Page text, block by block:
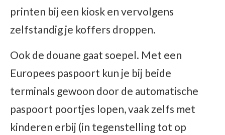
printen bij een kiosk en vervolgens
zelfstandig je koffers droppen.
Ook de douane gaat soepel. Met een
Europees paspoort kun je bij beide
terminals gewoon door de automatische
paspoort poortjes lopen, vaak zelfs met
kinderen erbij (in tegenstelling tot op